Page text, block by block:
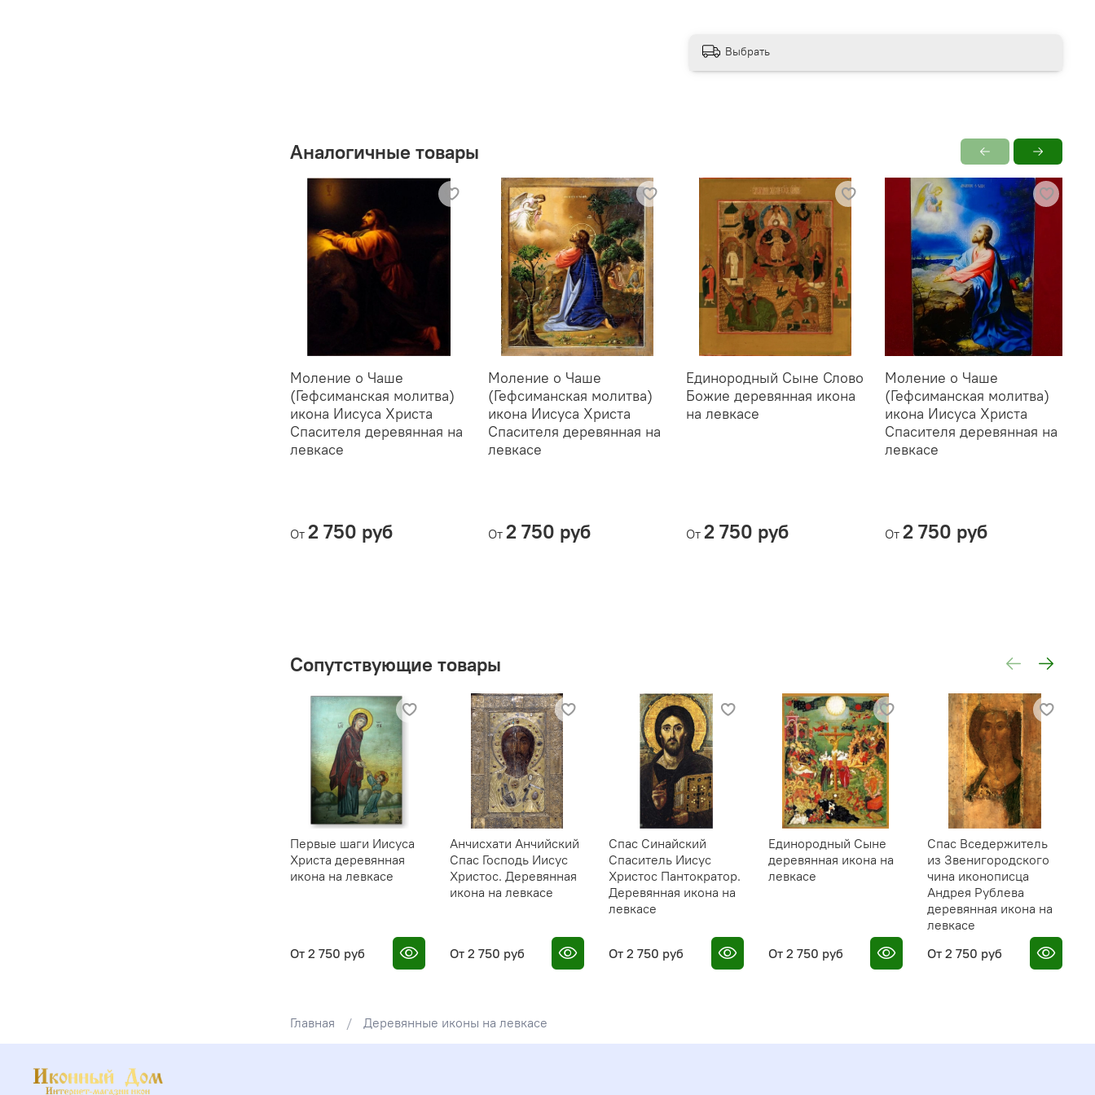
Выбрать
Аналогичные товары
Моление о Чаше
(Гефсиманская молитва)
икона Иисуса Христа
Спасителя деревянная на
левкасе
От 2 750 руб
Моление о Чаше
(Гефсиманская молитва)
икона Иисуса Христа
Спасителя деревянная на
левкасе
От 2 750 руб
Единородный Сыне Слово
Божие деревянная икона
на левкасе
От 2 750 руб
Моление о Чаше
(Гефсиманская молитва)
икона Иисуса Христа
Спасителя деревянная на
левкасе
От 2 750 руб
Сопутствующие товары
Первые шаги Иисуса
Христа деревянная
икона на левкасе
От 2 750 руб
Анчисхати Анчийский
Спас Господь Иисус
Христос. Деревянная
икона на левкасе
От 2 750 руб
Спас Синайский
Спаситель Иисус
Христос Пантократор.
Деревянная икона на
левкасе
От 2 750 руб
Единородный Сыне
деревянная икона на
левкасе
От 2 750 руб
Спас Вседержитель
из Звенигородского
чина иконописца
Андрея Рублева
деревянная икона на
левкасе
От 2 750 руб
Главная Деревянные иконы на левкасе